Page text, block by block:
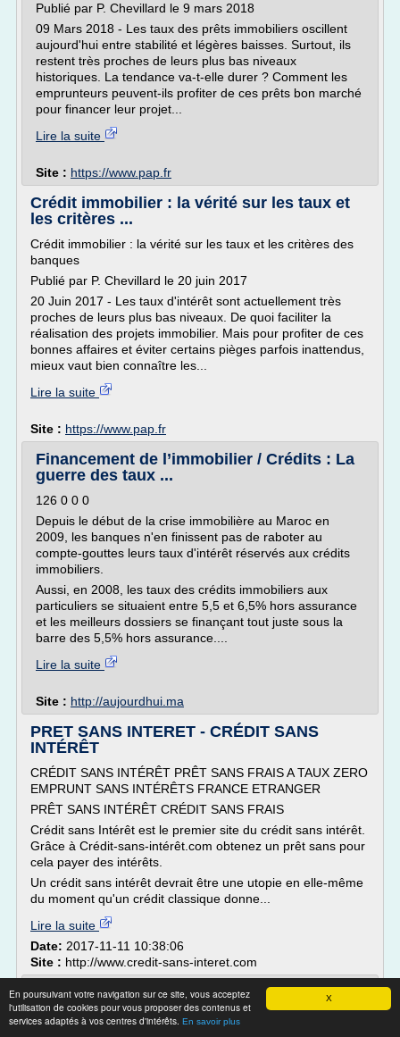
X
En poursuivant votre navigation sur ce site, vous acceptez
l'utilisation de cookies pour vous proposer des contenus et
services adaptés à vos centres d'intérêts. En savoir plus
Publié par P. Chevillard le 9 mars 2018
09 Mars 2018 - Les taux des prêts immobiliers oscillent
aujourd'hui entre stabilité et légères baisses. Surtout, ils
restent très proches de leurs plus bas niveaux
historiques. La tendance va-t-elle durer ? Comment les
emprunteurs peuvent-ils profiter de ces prêts bon marché
pour financer leur projet...
Lire la suite
Site : https://www.pap.fr
Crédit immobilier : la vérité sur les taux et
les critères ...
Crédit immobilier : la vérité sur les taux et les critères des
banques
Publié par P. Chevillard le 20 juin 2017
20 Juin 2017 - Les taux d'intérêt sont actuellement très
proches de leurs plus bas niveaux. De quoi faciliter la
réalisation des projets immobilier. Mais pour profiter de ces
bonnes affaires et éviter certains pièges parfois inattendus,
mieux vaut bien connaître les...
Lire la suite
Site : https://www.pap.fr
Financement de l’immobilier / Crédits : La
guerre des taux ...
126 0 0 0
Depuis le début de la crise immobilière au Maroc en
2009, les banques n'en finissent pas de raboter au
compte-gouttes leurs taux d'intérêt réservés aux crédits
immobiliers.
Aussi, en 2008, les taux des crédits immobiliers aux
particuliers se situaient entre 5,5 et 6,5% hors assurance
et les meilleurs dossiers se finançant tout juste sous la
barre des 5,5% hors assurance....
Lire la suite
Site : http://aujourdhui.ma
PRET SANS INTERET - CRÉDIT SANS
INTÉRÊT
CRÉDIT SANS INTÉRÊT PRÊT SANS FRAIS A TAUX ZERO
EMPRUNT SANS INTÉRÊTS FRANCE ETRANGER
PRÊT SANS INTÉRÊT CRÉDIT SANS FRAIS
Crédit sans Intérêt est le premier site du crédit sans intérêt.
Grâce à Crédit-sans-intérêt.com obtenez un prêt sans pour
cela payer des intérêts.
Un crédit sans intérêt devrait être une utopie en elle-même
du moment qu'un crédit classique donne...
Lire la suite
Date: 2017-11-11 10:38:06
Site : http://www.credit-sans-interet.com
Economie suisse 2016: une année de taux
négatifs - Credit ...